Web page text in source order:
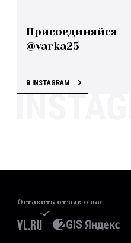
Присоединяйся
@varka25
В INSTAGRAM
Оставить отзыв о нас